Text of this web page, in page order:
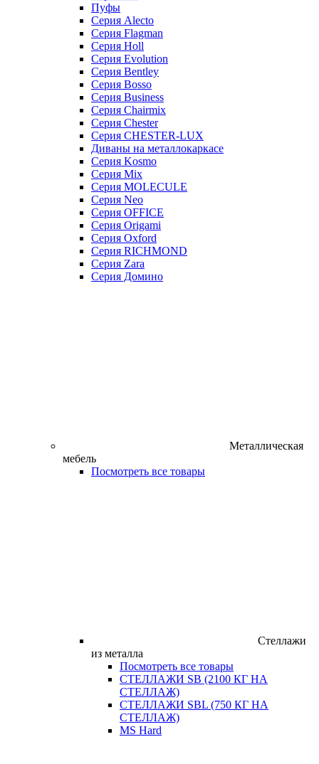
Пуфы
Серия Alecto
Серия Flagman
Серия Holl
Серия Evolution
Серия Bentley
Серия Bosso
Серия Business
Серия Chairmix
Серия Chester
Серия CHESTER-LUX
Диваны на металлокаркасе
Серия Kosmo
Серия Mix
Серия MOLECULE
Серия Neo
Серия OFFICE
Серия Origami
Серия Oxford
Серия RICHMOND
Серия Zara
Серия Домино
Металлическая
мебель
Посмотреть все товары
Стеллажи
из металла
Посмотреть все товары
СТЕЛЛАЖИ SB (2100 КГ НА
СТЕЛЛАЖ)
СТЕЛЛАЖИ SBL (750 КГ НА
СТЕЛЛАЖ)
MS Hard